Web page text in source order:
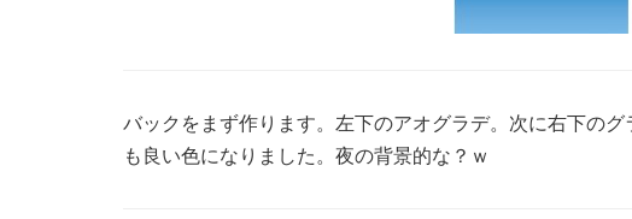
バックをまず作ります。左下のアオグラデ。次に右下の
も良い色になりました。夜の背景的な？ｗ